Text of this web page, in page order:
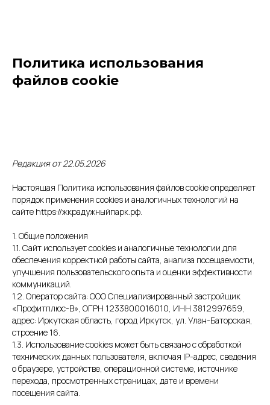
Политика использования
файлов cookie
Редакция от 22.05.2026
Настоящая Политика использования файлов cookie определяет
порядок применения cookies и аналогичных технологий на
сайте https://жкрадужныйпарк.рф.
1. Общие положения
1.1. Сайт использует cookies и аналогичные технологии для
обеспечения корректной работы сайта, анализа посещаемости,
улучшения пользовательского опыта и оценки эффективности
коммуникаций.
1.2. Оператор сайта: ООО Специализированный застройщик
«Профитплюс-В», ОГРН 1233800016010, ИНН 3812997659,
адрес: Иркутская область, город Иркутск, ул. Улан-Баторская,
строение 16.
1.3. Использование cookies может быть связано с обработкой
технических данных пользователя, включая IP-адрес, сведения
о браузере, устройстве, операционной системе, источнике
перехода, просмотренных страницах, дате и времени
посещения сайта.